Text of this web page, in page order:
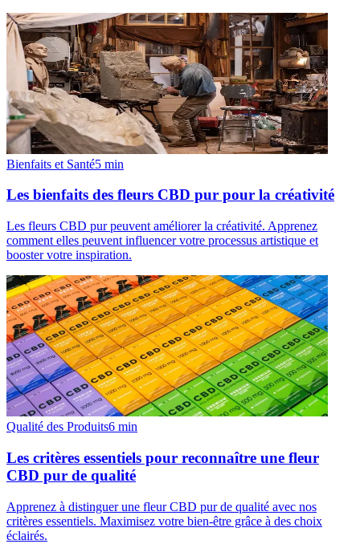
Bienfaits et Santé5 min
Les bienfaits des fleurs CBD pur pour la créativité
Les fleurs CBD pur peuvent améliorer la créativité. Apprenez
comment elles peuvent influencer votre processus artistique et
booster votre inspiration.
Qualité des Produits6 min
Les critères essentiels pour reconnaître une fleur
CBD pur de qualité
Apprenez à distinguer une fleur CBD pur de qualité avec nos
critères essentiels. Maximisez votre bien-être grâce à des choix
éclairés.